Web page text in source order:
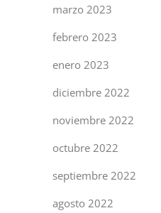
marzo 2023
febrero 2023
enero 2023
diciembre 2022
noviembre 2022
octubre 2022
septiembre 2022
agosto 2022